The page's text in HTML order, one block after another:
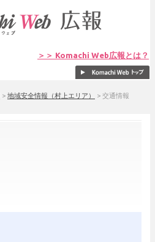
＞＞ Komachi Web広報とは？
> 地域安全情報（村上エリア） > 交通情報